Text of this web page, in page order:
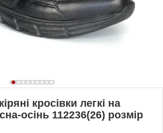
кросівки легкі на
осінь 112236(26) розмір